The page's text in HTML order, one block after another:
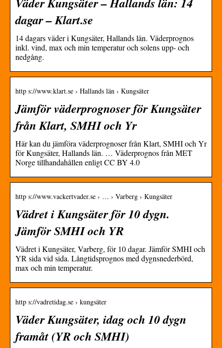
dagar – Klart.se
14 dagars väder i Kungsäter, Hallands län. Väderprognos
inkl. vind, max och min temperatur och solens upp- och
nedgång.
http s://www.klart.se › Hallands län › Kungsäter
Jämför väderprognoser för Kungsäter
från Klart, SMHI och Yr
Här kan du jämföra väderprognoser från Klart, SMHI och Yr
för Kungsäter, Hallands län. … Väderprognos från MET
Norge tillhandahållen enligt CC BY 4.0
http s://www.vackertvader.se › … › Varberg › Kungsäter
Vädret i Kungsäter för 10 dygn.
Jämför SMHI och YR
Vädret i Kungsäter, Varberg, för 10 dagar. Jämför SMHI och
YR sida vid sida. Långtidsprognos med dygnsnederbörd,
max och min temperatur.
http s://vadretidag.se › kungsäter
Väder Kungsäter, idag och 10 dygn
framåt (YR och SMHI)